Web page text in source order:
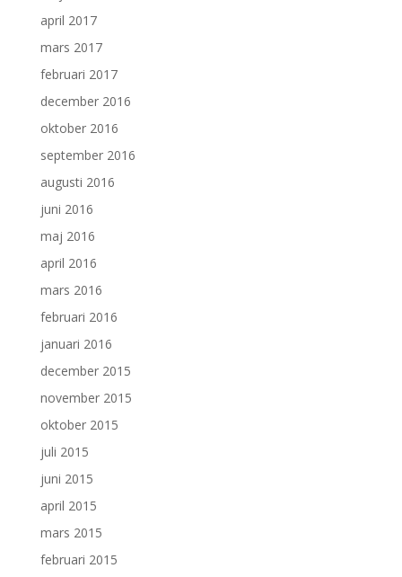
april 2017
mars 2017
februari 2017
december 2016
oktober 2016
september 2016
augusti 2016
juni 2016
maj 2016
april 2016
mars 2016
februari 2016
januari 2016
december 2015
november 2015
oktober 2015
juli 2015
juni 2015
april 2015
mars 2015
februari 2015